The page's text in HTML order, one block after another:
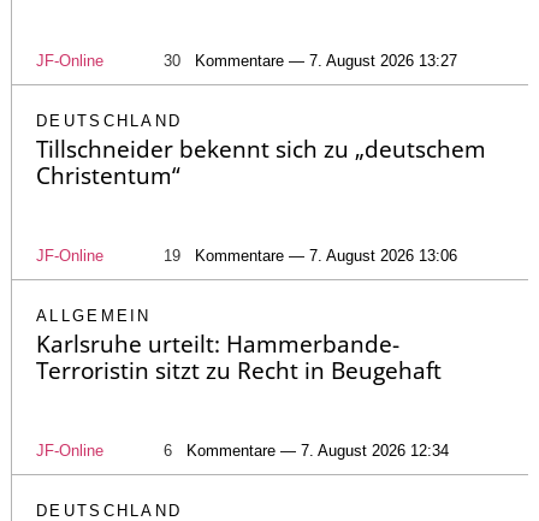
JF-Online 30 Kommentare — 7. August 2026 13:27
DEUTSCHLAND
Tillschneider bekennt sich zu „deutschem
Christentum“
JF-Online 19 Kommentare — 7. August 2026 13:06
ALLGEMEIN
Karlsruhe urteilt: Hammerbande-
Terroristin sitzt zu Recht in Beugehaft
JF-Online 6 Kommentare — 7. August 2026 12:34
DEUTSCHLAND